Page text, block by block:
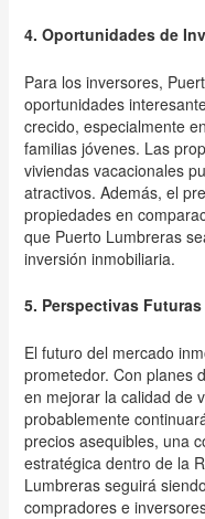
4. Oportunidades de
Para los inversores,
oportunidades
crecido, especialmente
familias jóvenes. Las
viviendas vacacionales
atractivos. Además, el
propiedades en
que Puerto Lumbreras
inversión inmobiliaria.
5. Perspectivas Futuras
El futuro del mercado
prometedor. Con planes
en mejorar la calidad de
probablemente
precios asequibles, una
estratégica dentro de la
Lumbreras seguirá
compradores e